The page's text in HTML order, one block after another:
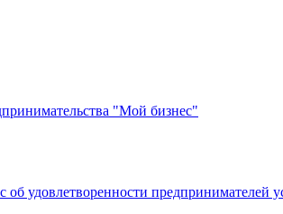
"Мой бизнес"
удовлетворенности предпринимателей